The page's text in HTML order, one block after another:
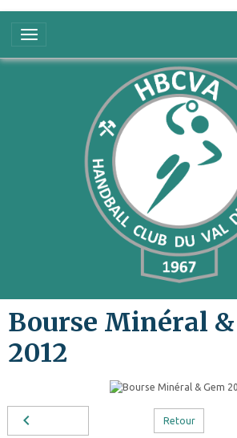
Bourse Minéral
2012
Retour